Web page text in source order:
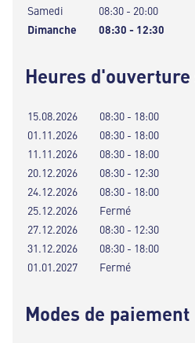
Samedi
08:30 - 20:00
Dimanche
08:30 - 12:30
Heures
15.08.2026
08:30 - 18:00
01.11.2026
08:30 - 18:00
11.11.2026
08:30 - 18:00
20.12.2026
08:30 - 12:30
24.12.2026
08:30 - 18:00
25.12.2026
Fermé
27.12.2026
08:30 - 12:30
31.12.2026
08:30 - 18:00
01.01.2027
Fermé
Modes de paiement